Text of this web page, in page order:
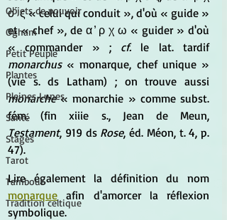
Objets de pouvoir
Ogham
Petit Peuple
Plantes
Pleines Lunes
Santé
Stages
Tarot
Tambour
Tradition celtique
ο ́ ς « celui qui conduit », d'où « guide »
et « chef », de α ̓ ρ χ ω « guider » d'où
« commander » ; cf.
le lat. tardif
monarchus « monarque, chef unique »
monarche « monarchie » comme subst.
Testament, 919 ds Rose, éd. Méon, t. 4, p.
47).
monarque afin d'amorcer la réflexion
symbolique.